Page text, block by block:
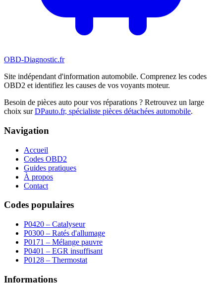
OBD-Diagnostic.fr
Site indépendant d'information automobile. Comprenez les codes
OBD2 et identifiez les causes de vos voyants moteur.
Besoin de pièces auto pour vos réparations ? Retrouvez un large
choix sur DPauto.fr, spécialiste pièces détachées automobile.
Navigation
Accueil
Codes OBD2
Guides pratiques
À propos
Contact
Codes populaires
P0420 – Catalyseur
P0300 – Ratés d'allumage
P0171 – Mélange pauvre
P0401 – EGR insuffisant
P0128 – Thermostat
Informations